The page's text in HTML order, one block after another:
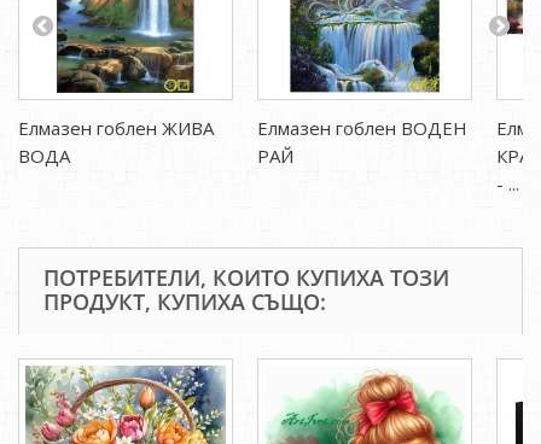
Елмазен гоблен ЖИВА
ВОДА
Елмазен гоблен ВОДЕН
РАЙ
- ...
ПОТРЕБИТЕЛИ, КОИТО КУПИХА ТОЗИ
ПРОДУКТ, КУПИХА СЪЩО: